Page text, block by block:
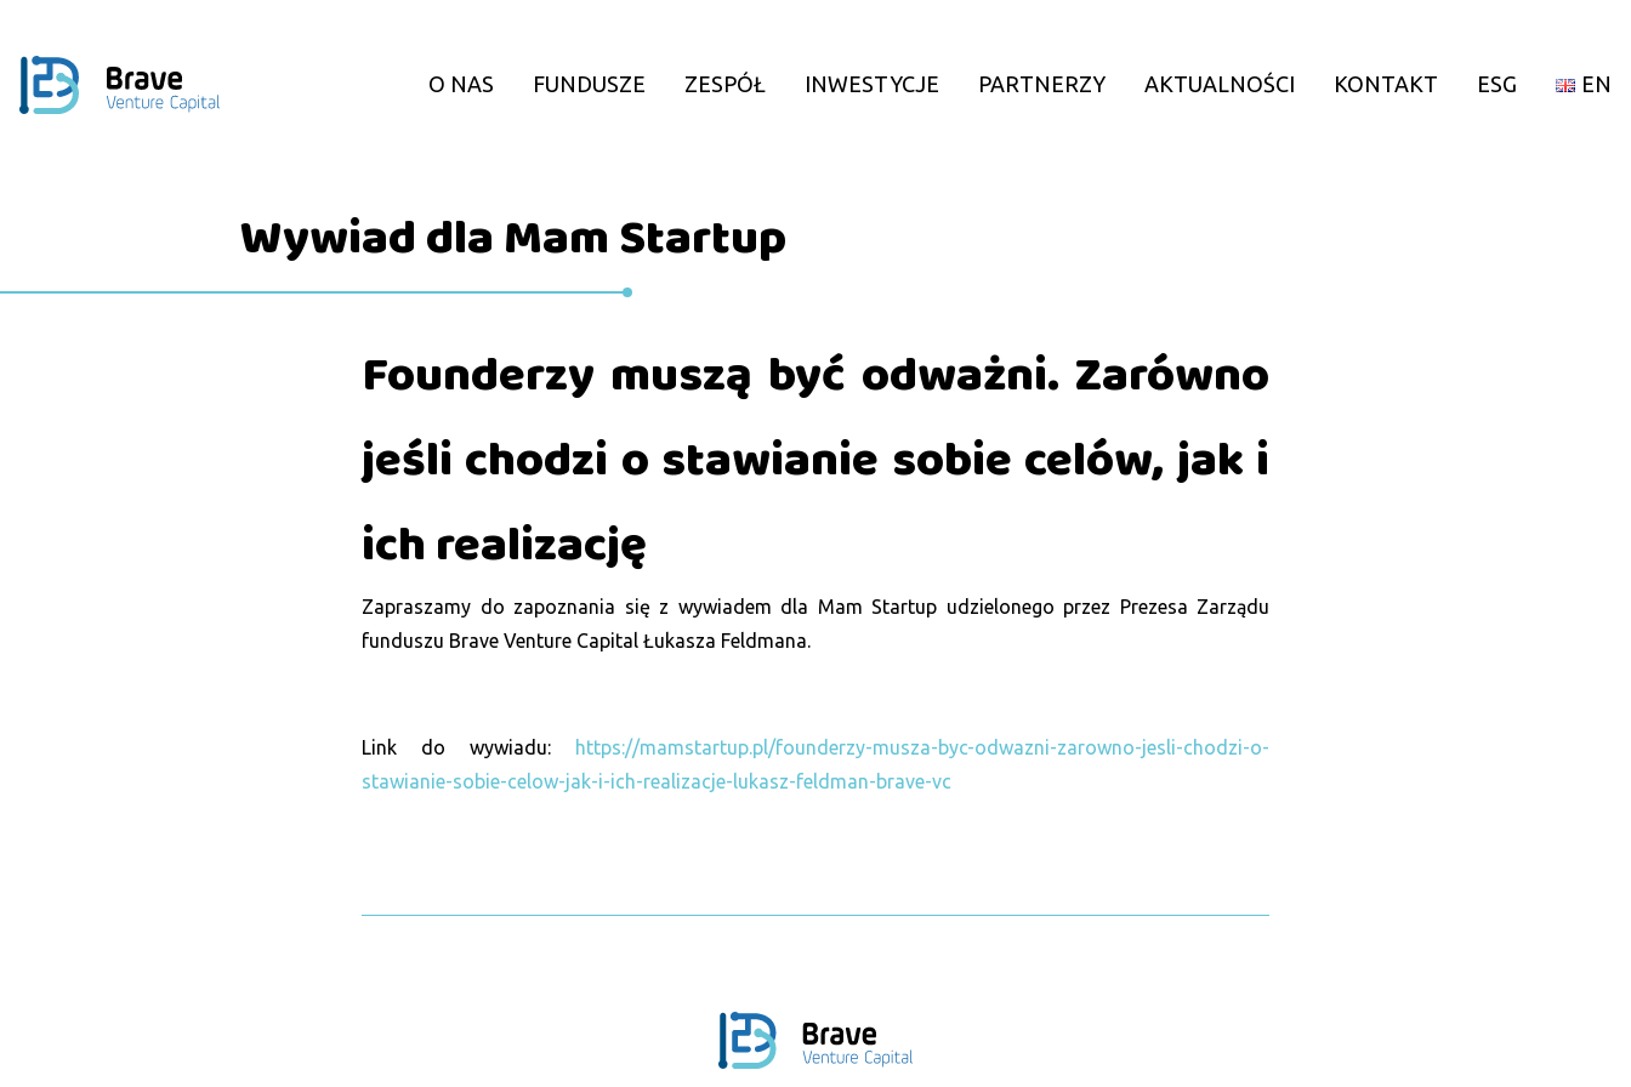
O NAS FUNDUSZE ZESPÓŁ INWESTYCJE PARTNERZY AKTUALNOŚCI KONTAKT ESG EN
Wywiad dla Mam Startup
Founderzy muszą być odważni. Zarówno
jeśli chodzi o stawianie sobie celów, jak i
ich realizację
Zapraszamy do zapoznania się z wywiadem dla Mam Startup udzielonego przez Prezesa Zarządu
funduszu Brave Venture Capital Łukasza Feldmana.
Link do wywiadu:
https://mamstartup.pl/founderzy-musza-byc-odwazni-zarowno-jesli-chodzi-o-
stawianie-sobie-celow-jak-i-ich-realizacje-lukasz-feldman-brave-vc